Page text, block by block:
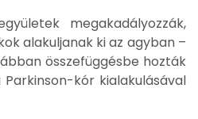
megakadályozzák,
alakuljanak ki az agyban –
összefüggésbe hozták
kór kialakulásával